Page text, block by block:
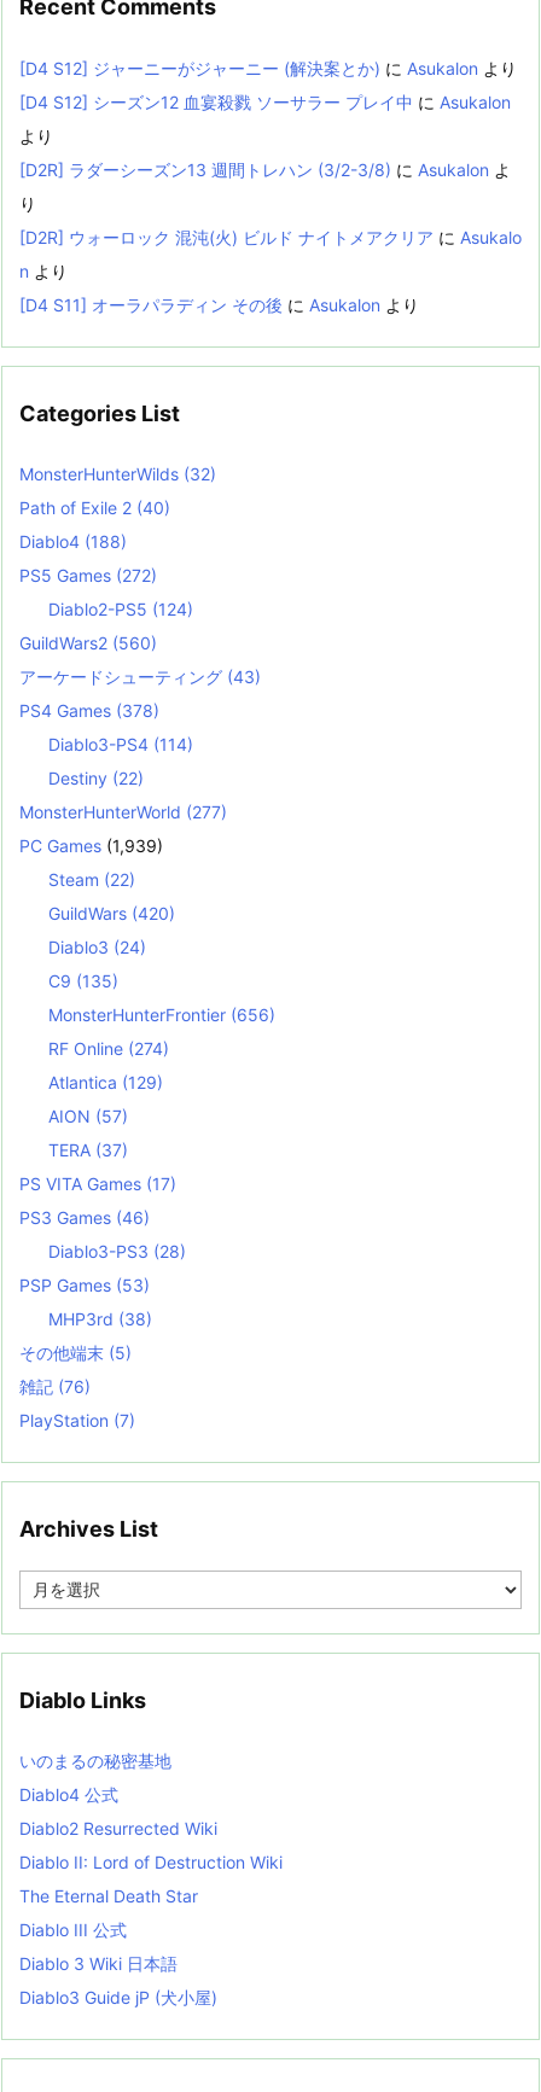
Recent Comments
[D4 S12] ジャーニーがジャーニー (解決案とか) に Asukalon より
[D4 S12] シーズン12 血宴殺戮 ソーサラー プレイ中 に Asukalon
より
[D2R] ラダーシーズン13 週間トレハン (3/2-3/8) に Asukalon よ
り
[D2R] ウォーロック 混沌(火) ビルド ナイトメアクリア に Asukalo
n より
[D4 S11] オーラパラディン その後 に Asukalon より
Categories List
MonsterHunterWilds (32)
Path of Exile 2 (40)
Diablo4 (188)
PS5 Games (272)
Diablo2-PS5 (124)
GuildWars2 (560)
アーケードシューティング (43)
PS4 Games (378)
Diablo3-PS4 (114)
Destiny (22)
MonsterHunterWorld (277)
PC Games (1,939)
Steam (22)
GuildWars (420)
Diablo3 (24)
C9 (135)
MonsterHunterFrontier (656)
RF Online (274)
Atlantica (129)
AION (57)
TERA (37)
PS VITA Games (17)
PS3 Games (46)
Diablo3-PS3 (28)
PSP Games (53)
MHP3rd (38)
その他端末 (5)
雑記 (76)
PlayStation (7)
Archives List
e
i
s
t
Diablo Links
いのまるの秘密基地
Diablo4 公式
Diablo2 Resurrected Wiki
Diablo II: Lord of Destruction Wiki
The Eternal Death Star
Diablo III 公式
Diablo 3 Wiki 日本語
Diablo3 Guide jP (犬小屋)